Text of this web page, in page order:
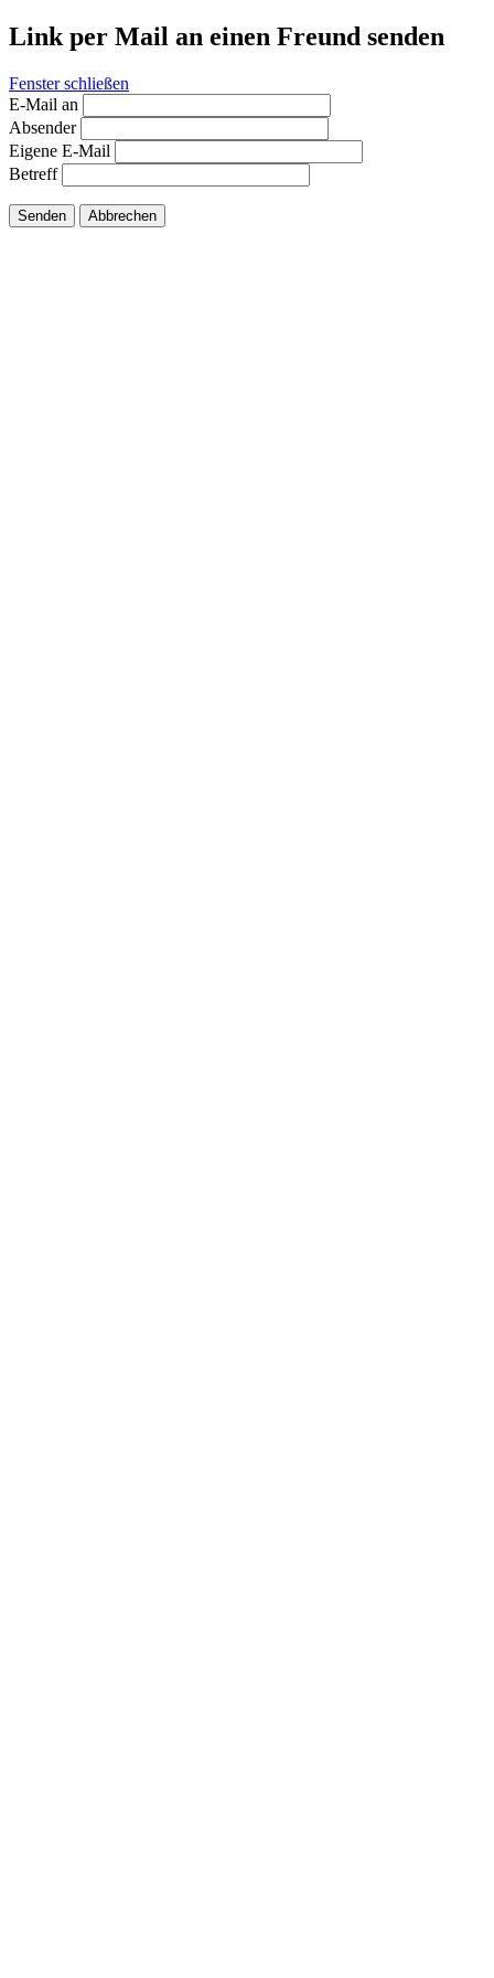
Link per Mail an einen Freund senden
Fenster schließen
E-Mail an
Absender
Eigene E-Mail
Betreff
Senden Abbrechen